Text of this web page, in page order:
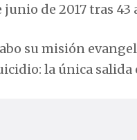
de 2017 tras 43
su misión
la única